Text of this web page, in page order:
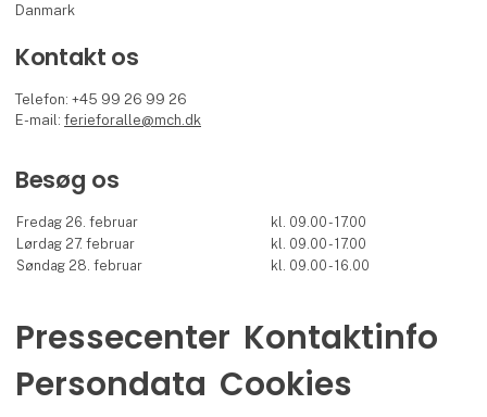
Danmark
Kontakt os
Telefon: +45 99 26 99 26
E-mail:ferieforalle@mch.dk
Besøg os
Fredag 26. februar
kl. 09.00 - 17.00
Lørdag 27. februar
kl. 09.00 - 17.00
Søndag 28. februar
kl. 09.00 - 16.00
Pressecenter Kontaktinfo
Persondata Cookies